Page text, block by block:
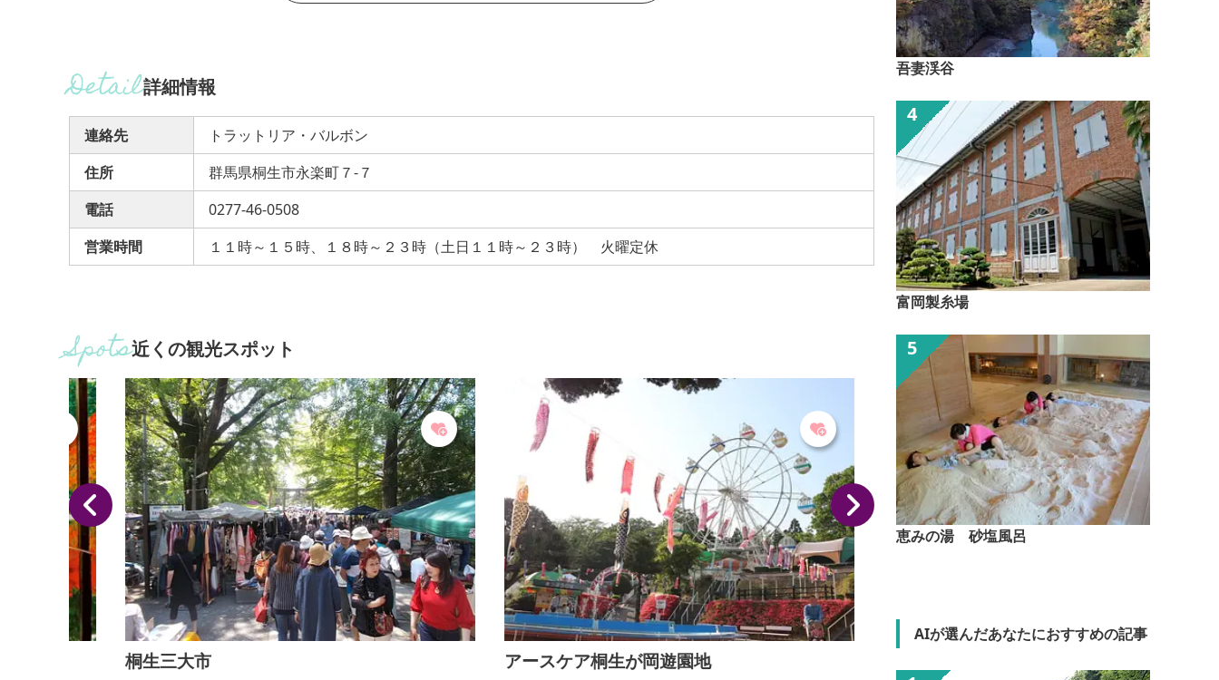
詳細情報
連絡先
トラットリア・バルボン
住所
群馬県桐生市永楽町７-７
電話
0277-46-0508
営業時間
１１時～１５時、１８時～２３時（土日１１時～２３時） 火曜定休
近くの観光スポット
桐生三大市 アースケア桐生が岡遊園地
吾妻渓谷
富岡製糸場
恵みの湯 砂塩風呂
AIが選んだあなたにおすすめの記事